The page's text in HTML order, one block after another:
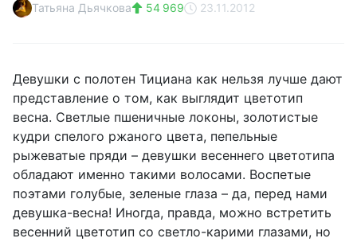
Татьяна Дьячкова 54 969 23.11.2012
Девушки с полотен Тициана как нельзя лучше дают
представление о том, как выглядит цветотип
весна. Светлые пшеничные локоны, золотистые
кудри спелого ржаного цвета, пепельные
рыжеватые пряди – девушки весеннего цветотипа
обладают именно такими волосами. Воспетые
поэтами голубые, зеленые глаза – да, перед нами
девушка-весна! Иногда, правда, можно встретить
весенний цветотип со светло-карими глазами, но